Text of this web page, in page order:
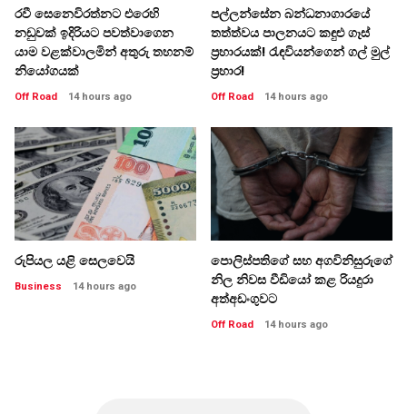
රවී සෙනෙවිරත්නට එරෙහි
නඩුවක් ඉදිරියට පවත්වාගෙන
යාම වළක්වාලමින් අතුරු තහනම්
නියෝගයක්
Off Road 14 hours ago
පල්ලන්සේන බන්ධනාගාරයේ
තත්ත්වය පාලනයට කඳුළු ගෑස්
ප්‍රහාරයක්! රැඳවියන්ගෙන් ගල් මුල්
ප්‍රහාර!
Off Road 14 hours ago
රුපියල යළි සෙලවෙයි
Business 14 hours ago
පොලිස්පතිගේ සහ අගවිනිසුරුගේ
නිල නිවස වීඩියෝ කළ රියදුරා
අත්අඩංගුවට
Off Road 14 hours ago